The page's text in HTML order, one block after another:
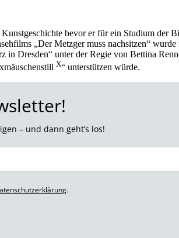
bevor er für ein Studium
„Der Metzger muss nachsitzen“
in Dresden“ unter der Regie von Bettina
X“ unterstützen würde.
– und dann geht’s los!
.